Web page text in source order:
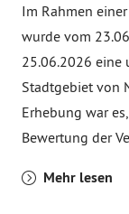
Im Rahmen
wurde vom
25.06.2026 eine
Stadtgebiet von
Erhebung war
Bewertung der
Mehr lesen